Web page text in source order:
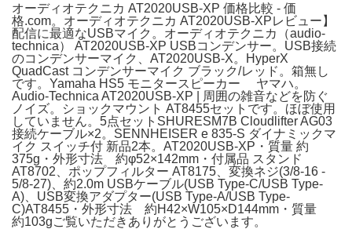
オーディオテクニカ AT2020USB-XP 価格比較 - 価
格.com。オーディオテクニカ AT2020USB-XPレビュー】
配信に最適なUSBマイク。オーディオテクニカ（audio-
technica） AT2020USB-XP USBコンデンサー。USB接続
のコンデンサーマイク、AT2020USB-X。HyperX
QuadCast コンデンサーマイク ブラック/レッド。箱無し
です。Yamaha HS5 モニタースピーカー ヤマハ。
Audio-Technica AT2020USB-XP | 周囲の雑音などを防ぐ
ノイズ。ショックマウント AT8455セットです。ほぼ使用
していません。5点セットSHURESM7B Cloudlifter AG03
接続ケーブル×2。SENNHEISER e 835-S ダイナミックマ
イク スイッチ付 新品2本。AT2020USB-XP・質量 約
375g・外形寸法 約φ52×142mm・付属品 スタンド
AT8702、ポップフィルター AT8175、変換ネジ(3/8-16 -
5/8-27)、約2.0m USBケーブル(USB Type-C/USB Type-
A)、USB変換アダプター(USB Type-A/USB Type-
C)AT8455・外形寸法 約H42×W105×D144mm・質量
約103gご覧いただきありがとうございます。